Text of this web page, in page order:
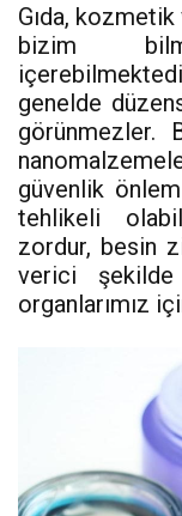
Gıda,
bizim
genelde
görünmezler.
güvenlik
tehlikeli
zordur, besin
verici
organlarımız